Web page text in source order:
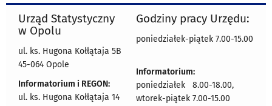
Urząd Statystyczny
w Opolu
ul. ks. Hugona Kołłątaja 5B
45-064 Opole
Informatorium i REGON:
ul. ks. Hugona Kołłątaja 14
Godziny pracy Urzędu:
poniedziałek-piątek 7.00-15.00
Informatorium:
poniedziałek 8.00-18.00,
wtorek-piątek 7.00-15.00